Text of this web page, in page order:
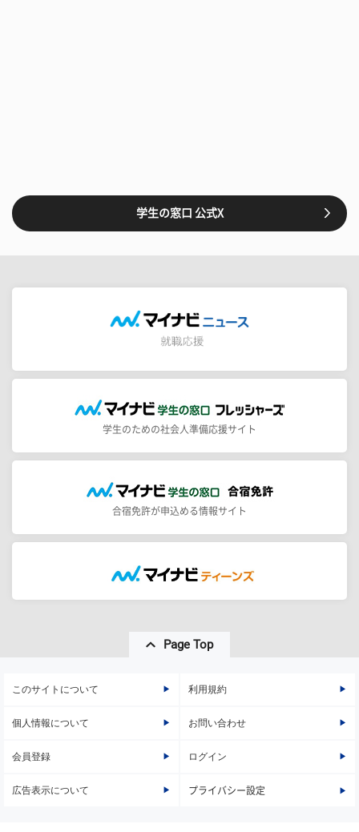
学生の窓口 公式X
学生のための社会人準備応援サイト
合宿免許が申込める情報サイト
Page Top
このサイトについて 利用規約
個人情報について お問い合わせ
会員登録 ログイン
広告表示について プライバシー設定